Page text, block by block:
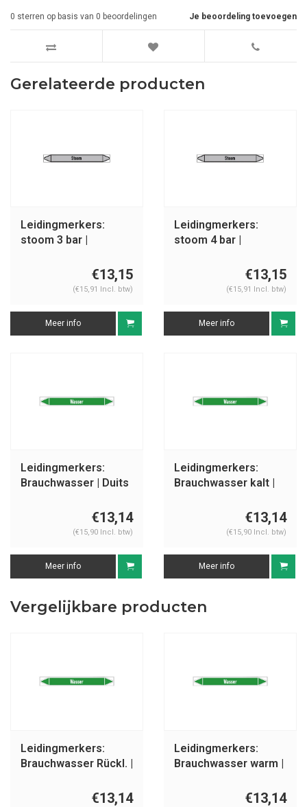
Je beoordeling toevoegen
0 sterren op basis van 0 beoordelingen
Gerelateerde producten
Leidingmerkers:
stoom 3 bar |
€13,15
(€15,91 Incl. btw)
Meer info
Leidingmerkers:
stoom 4 bar |
€13,15
(€15,91 Incl. btw)
Meer info
Leidingmerkers:
Brauchwasser | Duits
€13,14
(€15,90 Incl. btw)
Meer info
Leidingmerkers:
Brauchwasser kalt |
€13,14
(€15,90 Incl. btw)
Meer info
Vergelijkbare producten
Leidingmerkers:
Brauchwasser Rückl. |
€13,14
Leidingmerkers:
Brauchwasser warm |
€13,14